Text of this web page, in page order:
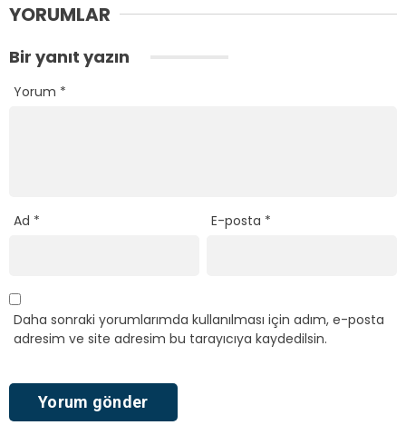
YORUMLAR
Bir yanıt yazın
Yorum *
Ad * E-posta *
Daha sonraki yorumlarımda kullanılması için adım, e-posta
adresim ve site adresim bu tarayıcıya kaydedilsin.